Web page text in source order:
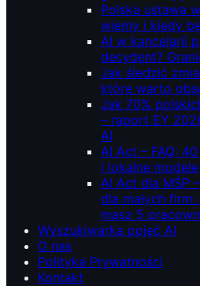
Polska ustawa
wiemy i kiedy
AI w kancelarii
decydent?
Jak śledzić
które warto
Jak 70%
– raport EY
AI
AI Act – FAQ:
i lokalne modele
AI Act dla MŚP
dla małych
masz 5
Wyszukiwarka pojęć AI
O nas
Polityka Prywatności
Kontakt